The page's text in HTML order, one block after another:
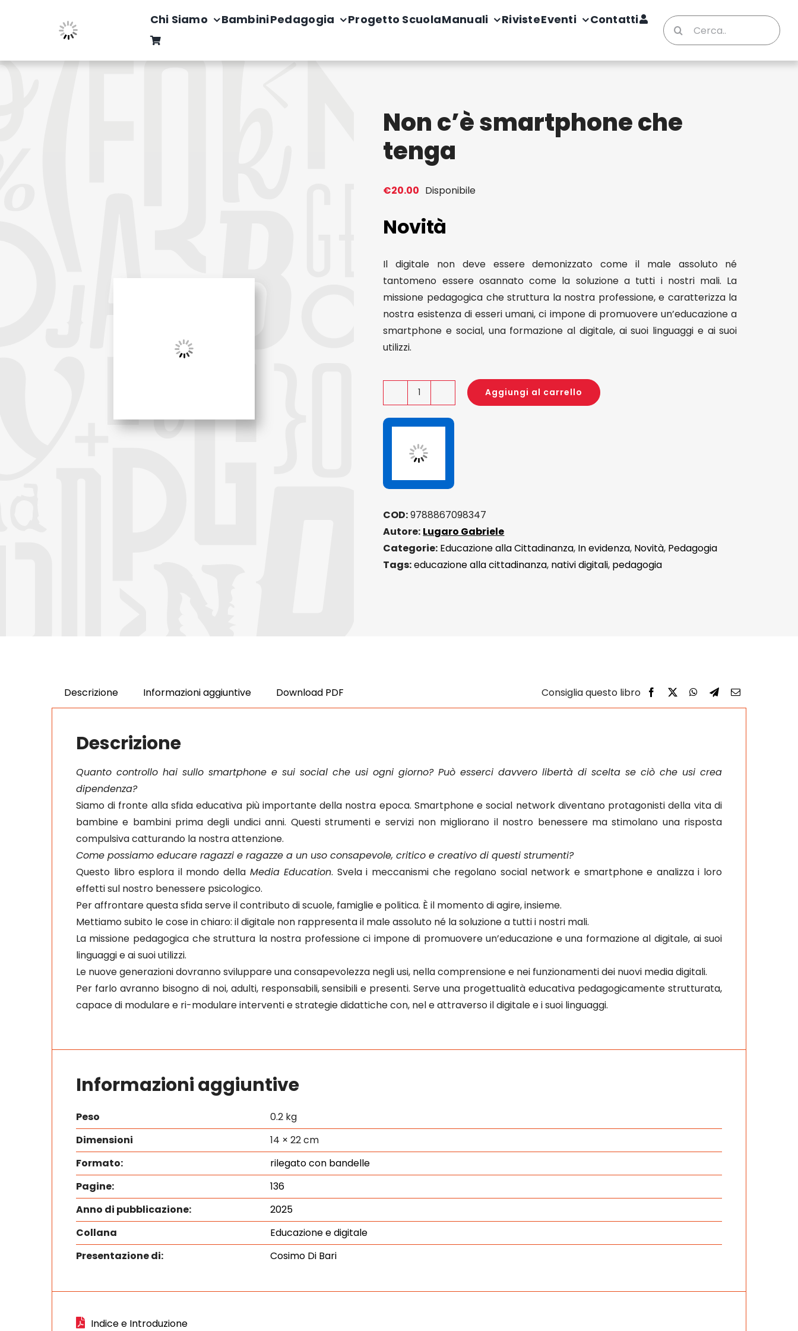
Chi Siamo BambiniPedagogia Progetto ScuolaManuali RivisteEventi Contatti
Cerca
per:
Non c’è smartphone che
tenga
€20.00 Disponibile
Novità
Il digitale non deve essere demonizzato come il male assoluto né
tantomeno essere osannato come la soluzione a tutti i nostri mali. La
missione pedagogica che struttura la nostra professione, e caratterizza la
nostra esistenza di esseri umani, ci impone di promuovere un’educazione a
smartphone e social, una formazione al digitale, ai suoi linguaggi e ai suoi
utilizzi.
Non
c'è
che
tenga
quantità
Aggiungi al carrello
COD:9788867098347
Autore: Lugaro Gabriele
Categorie: Educazione alla Cittadinanza, In evidenza, Novità, Pedagogia
Tags:educazione alla cittadinanza, nativi digitali, pedagogia
Descrizione Informazioni aggiuntive Download PDF
Descrizione
Quanto controllo hai sullo smartphone e sui social che usi ogni giorno? Può esserci davvero libertà di scelta se ciò che usi crea
dipendenza?
Siamo di fronte alla sfida educativa più importante della nostra epoca. Smartphone e social network diventano protagonisti della vita di
bambine e bambini prima degli undici anni. Questi strumenti e servizi non migliorano il nostro benessere ma stimolano una risposta
compulsiva catturando la nostra attenzione.
Come possiamo educare ragazzi e ragazze a un uso consapevole, critico e creativo di questi strumenti?
Questo libro esplora il mondo della Media Education. Svela i meccanismi che regolano social network e smartphone e analizza i loro
effetti sul nostro benessere psicologico.
Per affrontare questa sfida serve il contributo di scuole, famiglie e politica. È il momento di agire, insieme.
Mettiamo subito le cose in chiaro: il digitale non rappresenta il male assoluto né la soluzione a tutti i nostri mali.
La missione pedagogica che struttura la nostra professione ci impone di promuovere un’educazione e una formazione al digitale, ai suoi
linguaggi e ai suoi utilizzi.
Le nuove generazioni dovranno sviluppare una consapevolezza negli usi, nella comprensione e nei funzionamenti dei nuovi media digitali.
Per farlo avranno bisogno di noi, adulti, responsabili, sensibili e presenti. Serve una progettualità educativa pedagogicamente strutturata,
capace di modulare e ri-modulare interventi e strategie didattiche con, nel e attraverso il digitale e i suoi linguaggi.
Informazioni aggiuntive
Peso
0.2 kg
Dimensioni
14 × 22 cm
Formato:
rilegato con bandelle
Pagine:
136
Anno di pubblicazione:
2025
Collana
Educazione e digitale
Presentazione di:
Cosimo Di Bari
Indice e Introduzione